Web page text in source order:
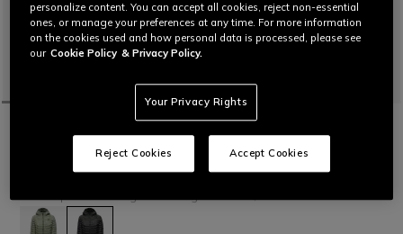
PIUMINO LEGGERO SCI DONNA
€ 104,30 -30%
personalize content. You can accept all cookies, reject non-essential
ones, or manage your preferences at any time. For more information
on the cookies used and how personal data is processed, please see
our Cookie Policy & Privacy Policy.
Your Privacy Rights
Reject Cookies Accept Cookies